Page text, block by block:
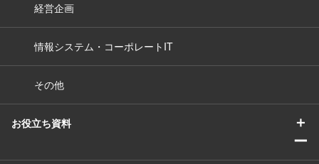
経営企画
情報システム・コーポレートIT
その他
お役立ち資料
＋
ー